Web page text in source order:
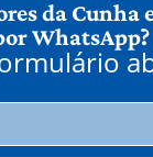
da Cunha
WhatsApp?